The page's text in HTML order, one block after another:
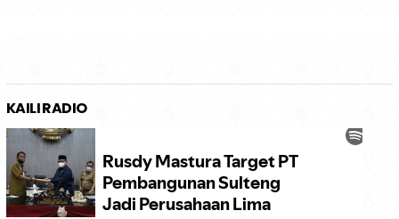
KAILI RADIO